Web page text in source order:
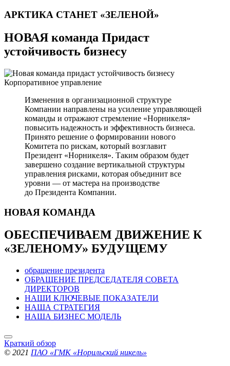
АРКТИКА СТАНЕТ «ЗЕЛЕНОЙ»
НОВАЯ команда Придаст
устойчивость бизнесу
Корпоративное управление
Изменения в организационной структуре
Компании направлены на усиление управляющей
команды и отражают стремление «Норникеля»
повысить надежность и эффективность бизнеса.
Принято решение о формировании нового
Комитета по рискам, который возглавит
Президент «Норникеля». Таким образом будет
завершено создание вертикальной структуры
управления рисками, которая объединит все
уровни — от мастера на производстве
до Президента Компании.
НОВАЯ КОМАНДА
ОБЕСПЕЧИВАЕМ ДВИЖЕНИЕ К
«ЗЕЛЕНОМУ» БУДУЩЕМУ
обращение президента
ОБРАЩЕНИЕ ПРЕДСЕДАТЕЛЯ СОВЕТА
ДИРЕКТОРОВ
НАШИ КЛЮЧЕВЫЕ ПОКАЗАТЕЛИ
НАША СТРАТЕГИЯ
НАША БИЗНЕС МОДЕЛЬ
Краткий обзор
© 2021 ПАО «ГМК «Норильский никель»